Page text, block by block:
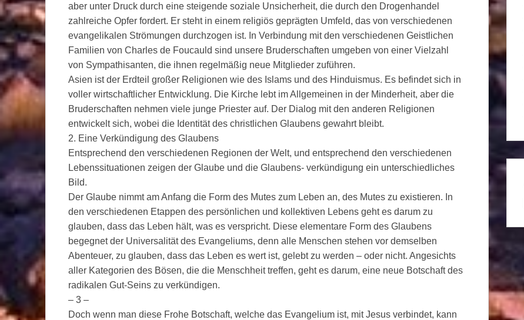
aber unter Druck durch eine steigende soziale Unsicherheit, die durch den Drogenhandel
zahlreiche Opfer fordert. Er steht in einem religiös geprägten Umfeld, das von verschiedenen
evangelikalen Strömungen durchzogen ist. In Verbindung mit den verschiedenen Geistlichen
Familien von Charles de Foucauld sind unsere Bruderschaften umgeben von einer Vielzahl
von Sympathisanten, die ihnen regelmäßig neue Mitglieder zuführen.
Asien ist der Erdteil großer Religionen wie des Islams und des Hinduismus. Es befindet sich in
voller wirtschaftlicher Entwicklung. Die Kirche lebt im Allgemeinen in der Minderheit, aber die
Bruderschaften nehmen viele junge Priester auf. Der Dialog mit den anderen Religionen
entwickelt sich, wobei die Identität des christlichen Glaubens gewahrt bleibt.
2. Eine Verkündigung des Glaubens
Entsprechend den verschiedenen Regionen der Welt, und entsprechend den verschiedenen
Lebenssituationen zeigen der Glaube und die Glaubens- verkündigung ein unterschiedliches
Bild.
Der Glaube nimmt am Anfang die Form des Mutes zum Leben an, des Mutes zu existieren. In
den verschiedenen Etappen des persönlichen und kollektiven Lebens geht es darum zu
glauben, dass das Leben hält, was es verspricht. Diese elementare Form des Glaubens
begegnet der Universalität des Evangeliums, denn alle Menschen stehen vor demselben
Abenteuer, zu glauben, dass das Leben es wert ist, gelebt zu werden – oder nicht. Angesichts
aller Kategorien des Bösen, die die Menschheit treffen, geht es darum, eine neue Botschaft des
radikalen Gut-Seins zu verkündigen.
– 3 –
Doch wenn man diese Frohe Botschaft, welche das Evangelium ist, mit Jesus verbindet, kann